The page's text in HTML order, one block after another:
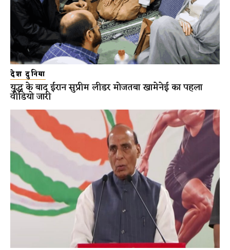
देश दुनिया
युद्ध के बाद ईरान सुप्रीम लीडर मोजतबा खामेनेई का पहला
वीडियो जारी